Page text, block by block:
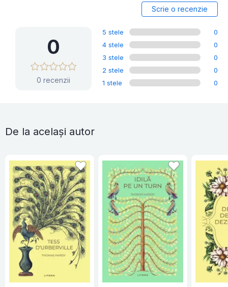
Scrie o recenzie
0
0 recenzii
5 stele
0
4 stele
0
3 stele
0
2 stele
0
1 stele
0
De la același autor